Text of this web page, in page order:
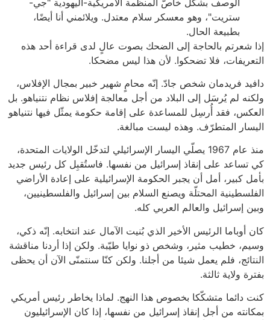
ستريت"، وهو معسكر سلام معتدل. ويلائمني أنا أيضًا،
بطبيعة الحال.
إذا شعرتم بالحاجة إلى الضحك بصوت عالٍ لدى قراءة أحد هذه
التعريفات، فلا تضحكوا. لأن هذا ليس مضحكا.
دافيد فريدمان شخص جادّ. إنّه محامٍ شهير خبير بمجال الإفلاس،
ولكنه لم يُرسَل إلى البلاد من أجل معالجة إفلاس نظام نتنياهو. بل
العكس، فقد أُرسِل للمساعدة على إقامة حكومة يمثّل فيها نتنياهو
اليسار المتطرّف. وهذه ليست مبالغة.
منذ عام 1967 يصلّي اليسار الإسرائيلي لتدخّل الولايات المتحدة،
كي تساعد على إنقاذ إسرائيل من نفسها. فاستُقبِل كل رئيس جديد
بأمل كبير، أمل أن يجبر الحكومة الإسرائيلية على إعادة الأراضي
الفلسطينية المحتلّة ويصنع السلام بين إسرائيل والفلسطينيين،
وبين إسرائيل والعالم العربي كله.
كان أوباما الرئيس الأخير الذي بُنيت الآمال عند انتخابه. إنّه ذكي،
وسيم، خطيب مثير، وشخص ذو نوايا طيّبة. ولكن إذا أردنا مناقشة
النتائج، فلم يعمل شيئا من أجلنا. ولكن كنّا سنتمنّى الآن أن يحظى
بفترة ولاية ثالثة.
كنت دائما متشكّكا بخصوص هذا النهج. لماذا يخاطر رئيس أمريكي
بمكانته من أجل إنقاذ إسرائيل من نفسها، إذا كان الإسرائيليون